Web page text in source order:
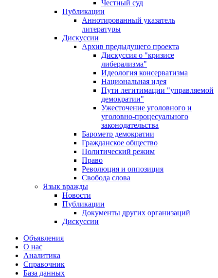
Честный суд
Публикации
Аннотированный указатель
литературы
Дискуссии
Архив предыдущего проекта
Дискуссия о "кризисе
либерализма"
Идеология консерватизма
Национальная идея
Пути легитимации "управляемой
демократии"
Ужесточение уголовного и
уголовно-процесуального
законодательства
Барометр демократии
Гражданское общество
Политический режим
Право
Революция и оппозиция
Свобода слова
Язык вражды
Новости
Публикации
Документы других организаций
Дискуссии
Объявления
О нас
Аналитика
Справочник
База данных